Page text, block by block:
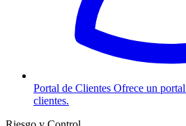
Portal de Clientes Ofrece un
clientes.